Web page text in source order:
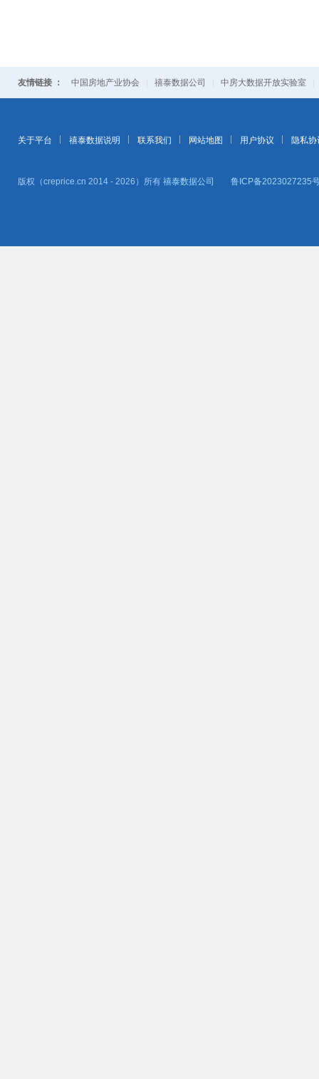
友情链接 ： 中国房地产业协会 禧泰数据公司 中房大数据开放实验室
关于平台 禧泰数据说明 联系我们 网站地图 用户协议 隐私协
版权（creprice.cn 2014 - 2026）所有 禧泰数据公司 鲁ICP备2023027235